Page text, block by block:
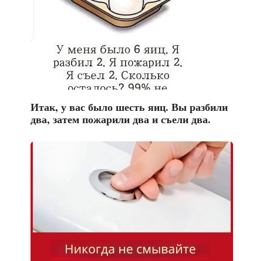
Итак, у вас было шесть яиц. Вы разбили
два, затем пожарили два и съели два.